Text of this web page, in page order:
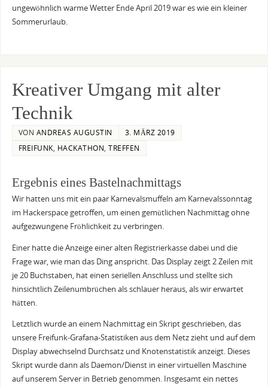
ungewöhnlich warme Wetter Ende April 2019 war es wie ein kleiner
Sommerurlaub.
Kreativer Umgang mit alter
Technik
VON ANDREAS AUGUSTIN
3. MÄRZ 2019
FREIFUNK, HACKATHON,TREFFEN
Ergebnis eines Bastelnachmittags
Wir hatten uns mit ein paar Karnevalsmuffeln am Karnevalssonntag
im Hackerspace getroffen, um einen gemütlichen Nachmittag ohne
aufgezwungene Fröhlichkeit zu verbringen.
Einer hatte die Anzeige einer alten Registrierkasse dabei und die
Frage war, wie man das Ding anspricht. Das Display zeigt 2 Zeilen mit
je 20 Buchstaben, hat einen seriellen Anschluss und stellte sich
hinsichtlich Zeilenumbrüchen als schlauer heraus, als wir erwartet
hätten.
Letztlich wurde an einem Nachmittag ein Skript geschrieben, das
unsere Freifunk-Grafana-Statistiken aus dem Netz zieht und auf dem
Display abwechselnd Durchsatz und Knotenstatistik anzeigt. Dieses
Skript wurde dann als Daemon/Dienst in einer virtuellen Maschine
auf unserem Server in Betrieb genommen. Insgesamt ein nettes